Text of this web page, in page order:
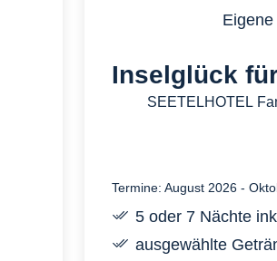
Inselglück
SEETELHOTEL
Termine: August 2026 -
5 oder 7 Nächte
ausgewählte